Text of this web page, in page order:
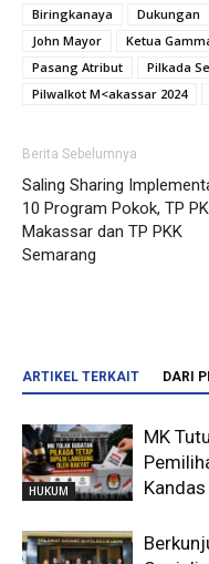
Biringkanaya
Dukungan
John Mayor
Ketua
Pasang Atribut
Pilkada
Pilwalkot M<akassar 2024
Berita Sebelumnya
Saling Sharing
10 Program Pokok, TP
Makassar dan TP PKK
Semarang
ARTIKEL TERKAIT DARI
HUKUM
MK
Kandas